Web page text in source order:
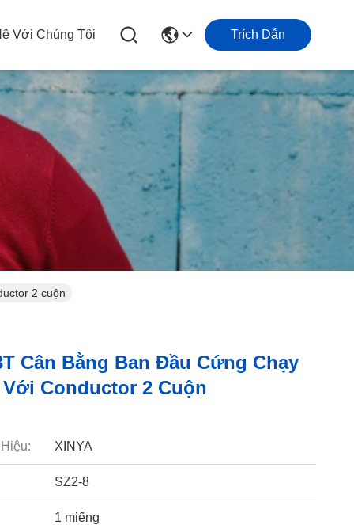
Với Chúng Tôi Trích Dẫn
2 cuộn
Cân Bằng Ban Đầu Cứng Chạy
Conductor 2 Cuộn
XINYA
SZ2-8
1 miếng